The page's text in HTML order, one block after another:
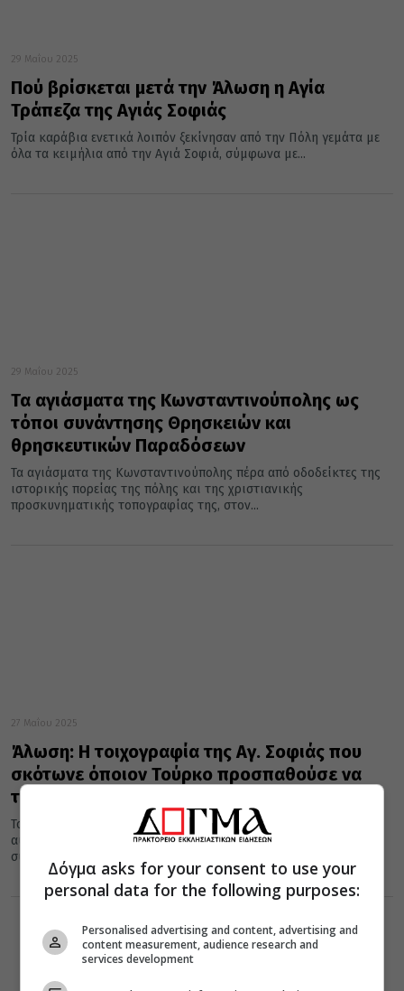
29 Μαΐου 2025
Πού βρίσκεται μετά την Άλωση η Αγία
Τράπεζα της Αγιάς Σοφιάς
Τρία καράβια ενετικά λοιπόν ξεκίνησαν από την Πόλη γεμάτα με
όλα τα κειμήλια από την Αγιά Σοφιά, σύμφωνα με...
29 Μαΐου 2025
Τα αγιάσματα της Κωνσταντινούπολης ως
τόποι συνάντησης Θρησκειών και
θρησκευτικών Παραδόσεων
Τα αγιάσματα της Κωνσταντινούπολης πέρα από οδοδείκτες της
ιστορικής πορείας της πόλης και της χριστιανικής
προσκυνηματικής τοπογραφίας της, στον...
27 Μαΐου 2025
Άλωση: Η τοιχογραφία της Αγ. Σοφιάς που
σκότωνε όποιον Τούρκο προσπαθούσε να
την καταστρέψει
Το τέλος μιας εποχής και μιας μεγάλης αυτοκρατορίας σήμανε η
αυριανή ημερομηνία που έχει μείνει στην ιστορία απόλυτα
συνυφασμένη...
Δόγμα asks for your consent to use your
personal data for the following purposes:
Personalised advertising and content, advertising and
content measurement, audience research and
services development